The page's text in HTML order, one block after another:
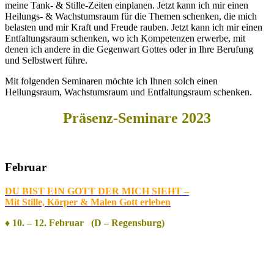
meine Tank- & Stille-Zeiten einplanen. Jetzt kann ich mir einen
Heilungs- & Wachstumsraum für die Themen schenken, die mich
belasten und mir Kraft und Freude rauben. Jetzt kann ich mir einen
Entfaltungsraum schenken, wo ich Kompetenzen erwerbe, mit
denen ich andere in die Gegenwart Gottes oder in Ihre Berufung
und Selbstwert führe.
Mit folgenden Seminaren möchte ich Ihnen solch einen
Heilungsraum, Wachstumsraum und Entfaltungsraum schenken.
Präsenz-Seminare 2023
Februar
DU BIST EIN GOTT DER MICH SIEHT –
Mit Stille, Körper & Malen Gott erleben
♦ 10. – 12. Februar (D – Regensburg)